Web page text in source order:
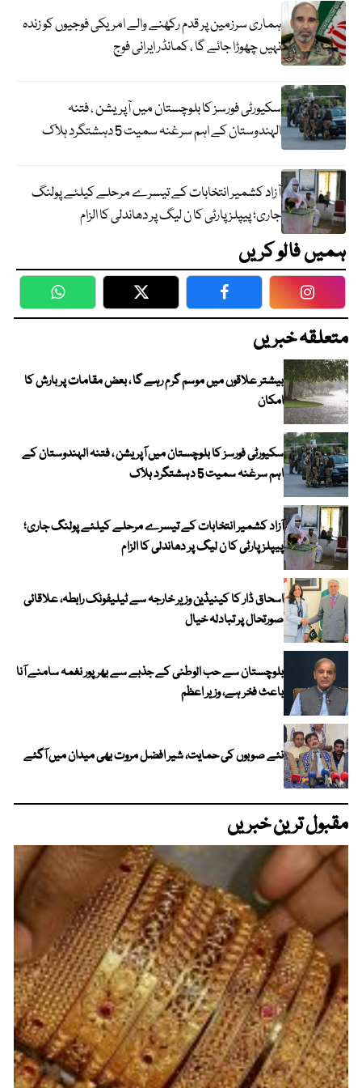
ہماری سرزمین پر قدم رکھنے والے امریکی فوجیوں کو زندہ
نہیں چھوڑا جائے گا ، کمانڈر ایرانی فوج
سکیورٹی فورسز کا بلوچستان میں آپریشن ، فتنہ
الہندوستان کے اہم سرغنہ سمیت 5 دہشتگرد ہلاک
آزاد کشمیر انتخابات کے تیسرے مرحلے کیلئے پولنگ
جاری؛ پیپلز پارٹی کا ن لیگ پر دھاندلی کا الزام
ہمیں فالو کریں
WhatsApp Twitter Facebook
متعلقہ خبریں
بیشتر علاقوں میں موسم گرم رہے گا ، بعض مقامات پر بارش کا
امکان
سکیورٹی فورسز کا بلوچستان میں آپریشن ، فتنہ الہندوستان کے
اہم سرغنہ سمیت 5 دہشتگرد ہلاک
آزاد کشمیر انتخابات کے تیسرے مرحلے کیلئے پولنگ جاری؛
پیپلز پارٹی کا ن لیگ پر دھاندلی کا الزام
اسحاق ڈار کا کینیڈین وزیر خارجہ سے ٹیلیفونک رابطہ، علاقائی
صورتحال پر تبادلہ خیال
بلوچستان سے حب الوطنی کے جذبے سے بھرپور نغمہ سامنے آنا
باعث فخر ہے، وزیر اعظم
نئے صوبوں کی حمایت، شیر افضل مروت بھی میدان میں آگئے
مقبول ترین خبریں